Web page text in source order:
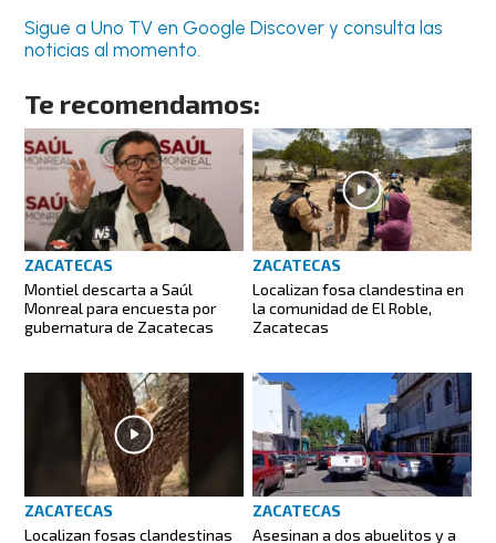
Sigue a Uno TV en Google Discover y consulta las
noticias al momento.
Te recomendamos:
ZACATECAS
Montiel descarta a Saúl
Monreal para encuesta por
gubernatura de Zacatecas
ZACATECAS
Localizan fosa clandestina en
la comunidad de El Roble,
Zacatecas
ZACATECAS
Localizan fosas clandestinas
ZACATECAS
Asesinan a dos abuelitos y a